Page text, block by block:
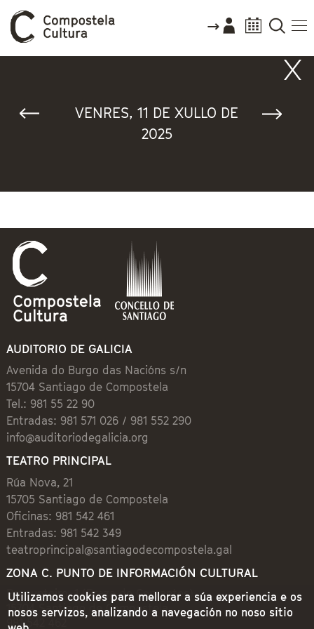
VENRES, 11 DE XULLO DE
2025
AUDITORIO DE GALICIA
Avenida do Burgo das Nacións s/n
15704 Santiago de Compostela
Tel.: 981 55 22 90
Entradas: 981 571 026 / 981 552 290
info@auditoriodegalicia.org
TEATRO PRINCIPAL
Rúa Nova, 21
15705 Santiago de Compostela
Oficinas: 981 542 461
Entradas: 981 542 349
teatroprincipal@santiagodecompostela.gal
ZONA C. PUNTO DE INFORMACIÓN CULTURAL
Preguntoiro, 1 (Praza de Cervantes)
15704 Santiago de Compostela
981 542 462
Utilizamos cookies para mellorar a súa experiencia e os
nosos servizos, analizando a navegación no noso sitio